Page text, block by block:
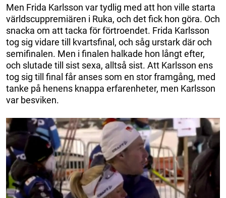
Men Frida Karlsson var tydlig med att hon ville starta
världscuppremiären i Ruka, och det fick hon göra. Och
snacka om att tacka för förtroendet. Frida Karlsson
tog sig vidare till kvartsfinal, och såg urstark där och
semifinalen. Men i finalen halkade hon långt efter,
och slutade till sist sexa, alltså sist. Att Karlsson ens
tog sig till final får anses som en stor framgång, med
tanke på henens knappa erfarenheter, men Karlsson
var besviken.